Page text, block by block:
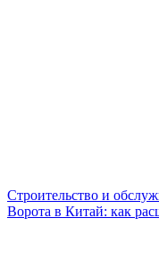
Строительство и
Ворота в Китай: как